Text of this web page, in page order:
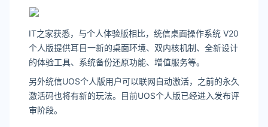
IT之家获悉，与个人体验版相比，统信桌面操作系统 V20
个人版提供耳目一新的桌面环境、双内核机制、全新设计
的体验工具、系统备份还原功能、增值服务等。
另外统信UOS个人版用户可以联网自动激活，之前的永久
激活码也将有新的玩法。目前UOS个人版已经进入发布评
审阶段。